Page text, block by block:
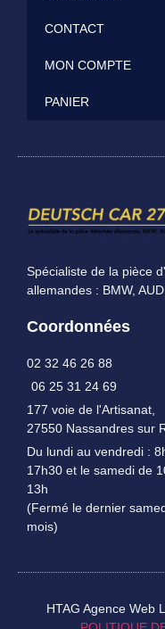
CONTACT
MON COMPTE
PANIER
Spécialiste de la pièce
allemandes : BMW,
Coordonnées
02 32 46 26 88
06 25 31 24 69
177 voie de l'Artisanat,
27550 Nassandres sur
Du lundi au vendredi :
17h30 et le samedi de
13h
(Fermé le dernier
mois)
HTAG Agence Web